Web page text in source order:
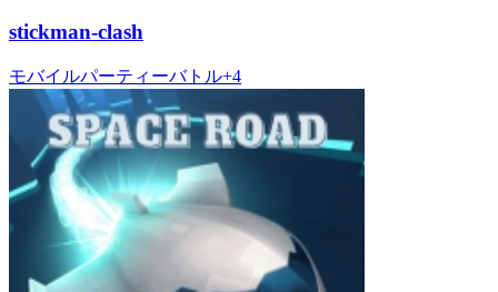
stickman-clash
モバイルパーティーバトル+4